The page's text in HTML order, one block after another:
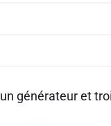
générateur et